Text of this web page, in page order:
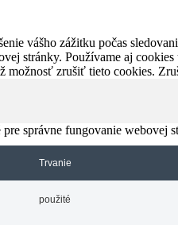
vášho zážitku počas
stránky. Používame aj
možnosť zrušiť tieto cookies.
správne fungovanie
Trvanie
použité